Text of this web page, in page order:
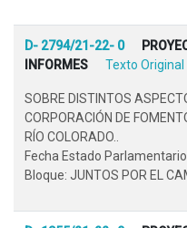
D- 2794/21-22- 0
INFORMES
Texto Original
SOBRE DISTINTOS
CORPORACIÓN DE
RÍO COLORADO..
Fecha Estado
Bloque: JUNTOS POR EL